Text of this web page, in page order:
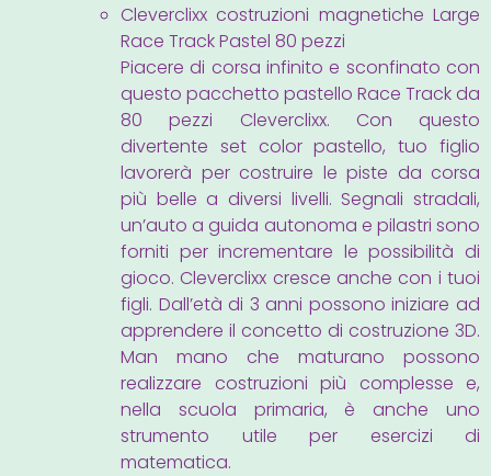
Cleverclixx costruzioni magnetiche Large
Race Track Pastel 80 pezzi
Piacere di corsa infinito e sconfinato con
questo pacchetto pastello Race Track da
80 pezzi Cleverclixx. Con questo
divertente set color pastello, tuo figlio
lavorerà per costruire le piste da corsa
più belle a diversi livelli. Segnali stradali,
un’auto a guida autonoma e pilastri sono
forniti per incrementare le possibilità di
gioco. Cleverclixx cresce anche con i tuoi
figli. Dall’età di 3 anni possono iniziare ad
apprendere il concetto di costruzione 3D.
Man mano che maturano possono
realizzare costruzioni più complesse e,
nella scuola primaria, è anche uno
strumento utile per esercizi di
matematica.